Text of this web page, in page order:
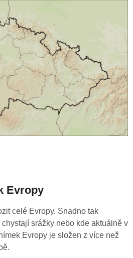
Evropy
celé Evropy. Snadno tak
srážky nebo kde aktuálně v
Evropy je složen z více než